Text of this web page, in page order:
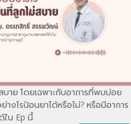
าย โดยเฉพาะกับอาการที่พบบ่อย
งไรป้อนยาได้หรือไม่? หรือมีอาการ
ใน Ep นี้